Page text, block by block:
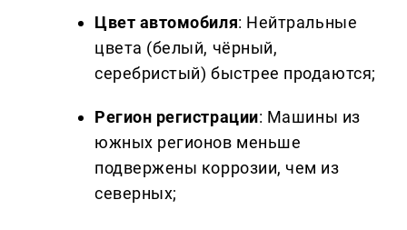
Цвет автомобиля: Нейтральные
цвета (белый, чёрный,
серебристый) быстрее продаются;
Регион регистрации: Машины из
южных регионов меньше
подвержены коррозии, чем из
северных;